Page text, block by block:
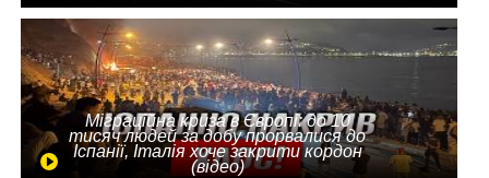
Міграційна криза в Європі: до 10
тисяч людей за добу прорвалися до
Іспанії, Італія хоче закрити кордон
(відео)